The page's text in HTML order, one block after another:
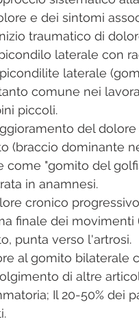
e dei sintomi
traumatico di
laterale con
laterale
comune nei
piccoli.
del
(braccio dominante
come "gomito del
in anamnesi.
cronico
finale dei movimenti
punta verso l'artrosi.
al gomito bilaterale
di altre
Il 20-50% dei